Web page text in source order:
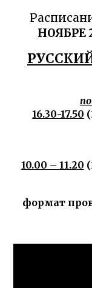
НОЯБРЕ
16.30-17.50
10.00 – 11.20
формат